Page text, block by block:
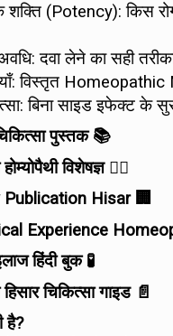
शक्ति (Potency): किस
दवा लेने का सही
विस्तृत
बिना साइड इफेक्ट के
पुस्तक 📚
विशेषज्ञ 👨‍⚕️
Hisar 🏢
Experience
हिंदी बुक 🧪
चिकित्सा गाइड 📄
है?